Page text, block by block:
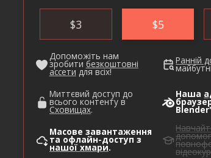
$3 $5
Допоможіть нам
зробити безкоштовні
ассети для всіх!
Ранній
Миттєвий доступ до
всього контенту в
Сховищах.
Наша
Масове завантаження
та офлайн-доступ з
нашої хмари.